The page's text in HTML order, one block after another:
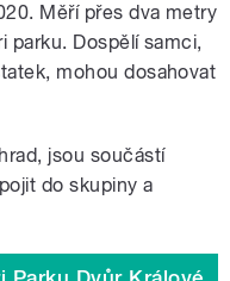
Měří přes dva metry
parku. Dospělí samci,
mohou dosahovat
jsou součástí
do skupiny a